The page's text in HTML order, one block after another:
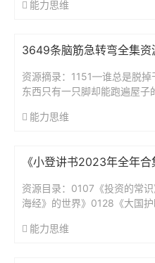
能力思维
3649条脑筋急转弯全集资
资源摘录：1151—谁总是脱
东西只有一只脚却能跑遍屋
能力思维
《小登讲书2023年全年合
资源目录：0107《投资的常
海经》的世界》0128《大国
能力思维